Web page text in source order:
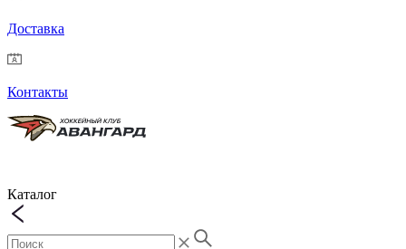
Доставка
Контакты
Каталог